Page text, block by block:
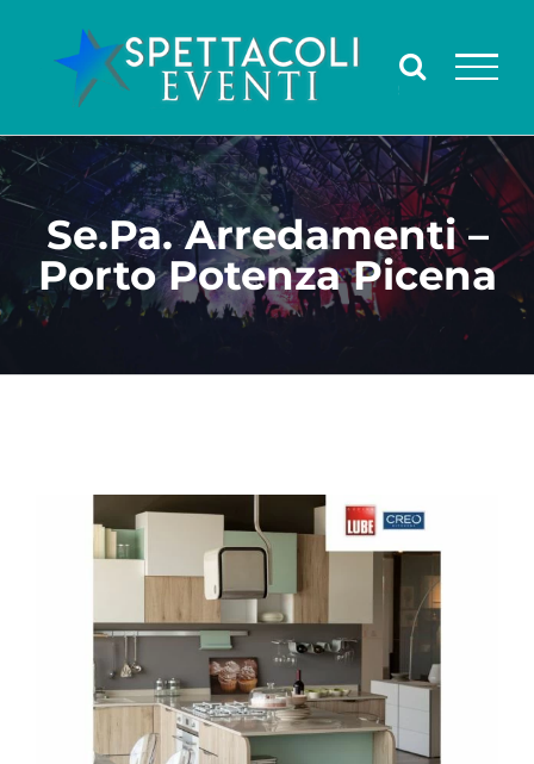
contenuto
Se.Pa. Arredamenti –
Porto Potenza Picena
Ingrandisci
immagine